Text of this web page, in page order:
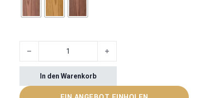
Fireproof WPC Composite Decking Board Menge
In den Warenkorb